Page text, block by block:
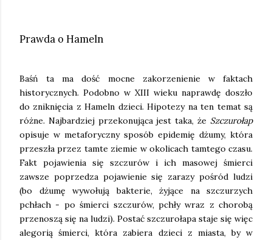
Prawda o Hameln
Baśń ta ma dość mocne zakorzenienie w faktach
historycznych. Podobno w XIII wieku naprawdę doszło
do zniknięcia z Hameln dzieci. Hipotezy na ten temat są
różne. Najbardziej przekonująca jest taka, że Szczurołap
opisuje w metaforyczny sposób epidemię dżumy, która
przeszła przez tamte ziemie w okolicach tamtego czasu.
Fakt pojawienia się szczurów i ich masowej śmierci
zawsze poprzedza pojawienie się zarazy pośród ludzi
(bo dżumę wywołują bakterie, żyjące na szczurzych
pchłach - po śmierci szczurów, pchły wraz z chorobą
przenoszą się na ludzi). Postać szczurołapa staje się więc
alegorią śmierci, która zabiera dzieci z miasta, by w